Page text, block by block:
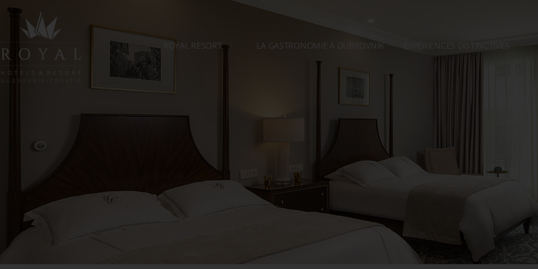
ROYAL RESORT LA GASTRONOMIE À DUBROVNIK EXPÉRIENCES DISTINCTIVES